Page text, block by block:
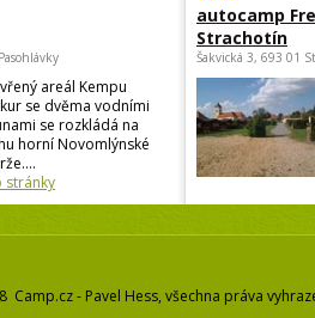
areál Kempu
se dvěma vodními
se rozkládá na
horní Novomlýnské
stránky
autocamp
Strachotín
Šakvická 3, 693 01
Camp.cz - Pavel Hess, všechna práva